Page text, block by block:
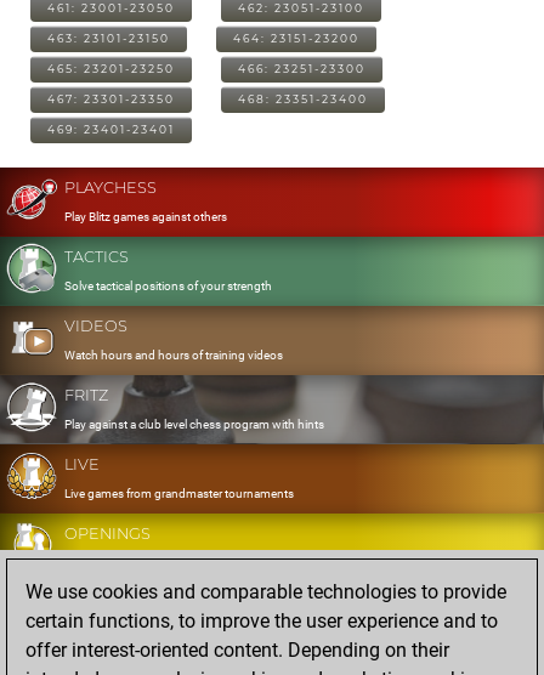
461: 23001-23050 462: 23051-23100
463: 23101-23150 464: 23151-23200
465: 23201-23250 466: 23251-23300
467: 23301-23350 468: 23351-23400
469: 23401-23401
PLAYCHESS
Play Blitz games against others
TACTICS
Solve tactical positions of your strength
VIDEOS
Watch hours and hours of training videos
FRITZ
Play against a club level chess program with hints
LIVE
Live games from grandmaster tournaments
OPENINGS
Develop and exercise your openings
DATABASE
Eight million strong games
We use cookies and comparable technologies to provide
certain functions, to improve the user experience and to
offer interest-oriented content. Depending on their